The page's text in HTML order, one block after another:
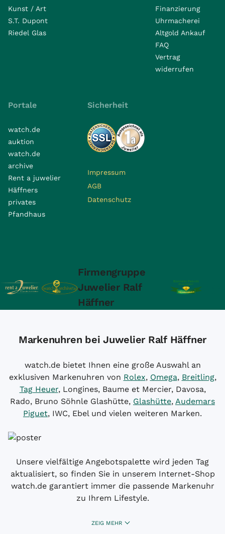
Kunst / Art
S.T. Dupont
Riedel Glas
Finanzierung
Uhrmacherei
Altgold Ankauf
FAQ
Vertrag
widerrufen
Portale
watch.de
auktion
watch.de
archive
Rent a juwelier
Häffners
privates
Pfandhaus
Sicherheit
Impressum
AGB
Datenschutz
Firmengruppe
Juwelier Ralf
Häffner
Markenuhren bei Juwelier Ralf Häffner
watch.de bietet Ihnen eine große Auswahl an
exklusiven Markenuhren von Rolex, Omega, Breitling,
Tag Heuer, Longines, Baume et Mercier, Davosa,
Rado, Bruno Söhnle Glashütte, Glashütte, Audemars
Piguet, IWC, Ebel und vielen weiteren Marken.
Unsere vielfältige Angebotspalette wird jeden Tag
aktualisiert, so finden Sie in unserem Internet-Shop
watch.de garantiert immer die passende Markenuhr
zu Ihrem Lifestyle.
ZEIG MEHR